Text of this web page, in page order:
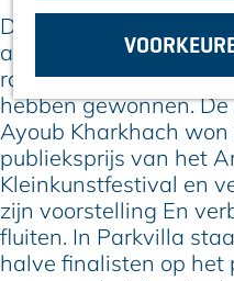
p
a
g
e
De komende weken
artiesten bij Parkvilla
race zijn voor een
hebben gewonnen.
Ayoub Kharkhach
publieksprijs van het
Kleinkunstfestival en
zijn voorstelling En
fluiten. In Parkvilla
halve finalisten op het